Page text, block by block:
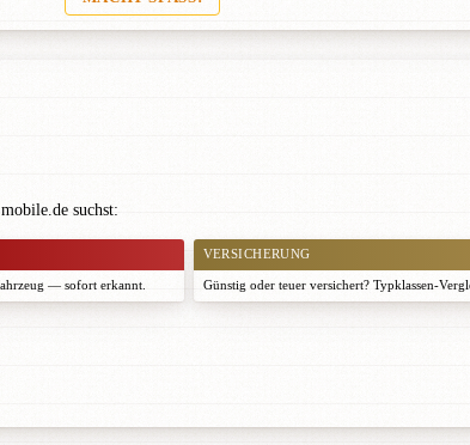
suchst:
— sofort erkannt.
VERSICHERUNG
Günstig oder teuer versichert? Typklassen-